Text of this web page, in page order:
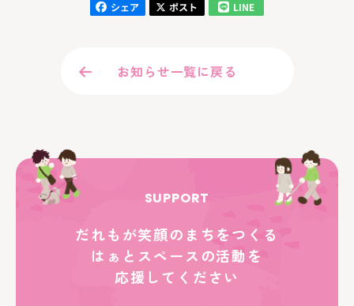
お知らせ一覧に戻る
SUPPORT
だれもが笑顔のまちをつくる
はぁとスペースの活動を
応援してください